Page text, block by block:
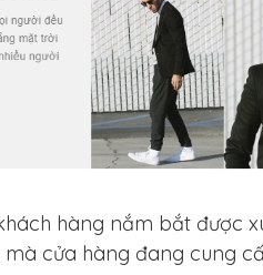
hàng nắm bắt được
cửa hàng đang cung